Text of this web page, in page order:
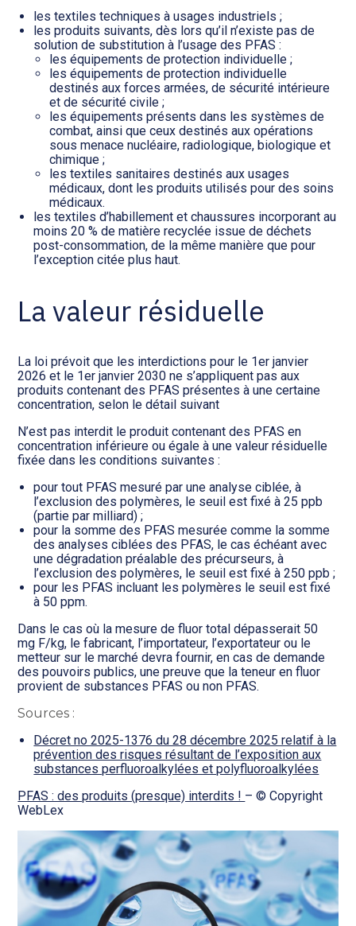
les textiles techniques à usages industriels ;
les produits suivants, dès lors qu’il n’existe pas de
solution de substitution à l’usage des PFAS :
les équipements de protection individuelle ;
les équipements de protection individuelle
destinés aux forces armées, de sécurité intérieure
et de sécurité civile ;
les équipements présents dans les systèmes de
combat, ainsi que ceux destinés aux opérations
sous menace nucléaire, radiologique, biologique et
chimique ;
les textiles sanitaires destinés aux usages
médicaux, dont les produits utilisés pour des soins
médicaux.
les textiles d’habillement et chaussures incorporant au
moins 20 % de matière recyclée issue de déchets
post-consommation, de la même manière que pour
l’exception citée plus haut.
La valeur résiduelle
La loi prévoit que les interdictions pour le 1er janvier
2026 et le 1er janvier 2030 ne s’appliquent pas aux
produits contenant des PFAS présentes à une certaine
concentration, selon le détail suivant
N’est pas interdit le produit contenant des PFAS en
concentration inférieure ou égale à une valeur résiduelle
fixée dans les conditions suivantes :
pour tout PFAS mesuré par une analyse ciblée, à
l’exclusion des polymères, le seuil est fixé à 25 ppb
(partie par milliard) ;
pour la somme des PFAS mesurée comme la somme
des analyses ciblées des PFAS, le cas échéant avec
une dégradation préalable des précurseurs, à
l’exclusion des polymères, le seuil est fixé à 250 ppb ;
pour les PFAS incluant les polymères le seuil est fixé
à 50 ppm.
Dans le cas où la mesure de fluor total dépasserait 50
mg F/kg, le fabricant, l’importateur, l’exportateur ou le
metteur sur le marché devra fournir, en cas de demande
des pouvoirs publics, une preuve que la teneur en fluor
provient de substances PFAS ou non PFAS.
Sources :
Décret no 2025-1376 du 28 décembre 2025 relatif à la
prévention des risques résultant de l’exposition aux
substances perfluoroalkylées et polyfluoroalkylées
PFAS : des produits (presque) interdits ! – © Copyright
WebLex